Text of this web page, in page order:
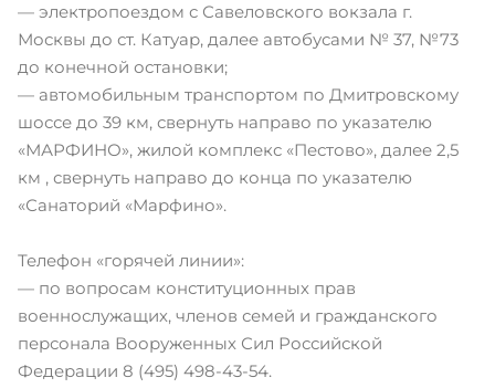
— электропоездом с Савеловского вокзала г.
Москвы до ст. Катуар, далее автобусами № 37, №73
до конечной остановки;
— автомобильным транспортом по Дмитровскому
шоссе до 39 км, свернуть направо по указателю
«МАРФИНО», жилой комплекс «Пестово», далее 2,5
км , свернуть направо до конца по указателю
«Санаторий «Марфино».
Телефон «горячей линии»:
— по вопросам конституционных прав
военнослужащих, членов семей и гражданского
персонала Вооруженных Сил Российской
Федерации 8 (495) 498-43-54.